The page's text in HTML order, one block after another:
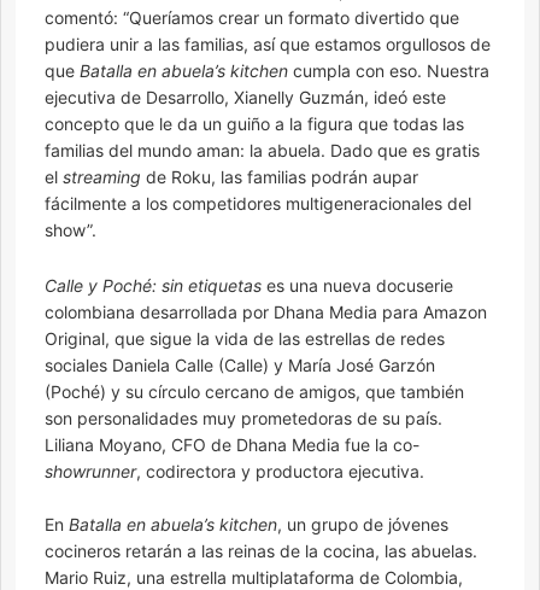
comentó: “Queríamos crear un formato divertido que
pudiera unir a las familias, así que estamos orgullosos de
que Batalla en abuela’s kitchen cumpla con eso. Nuestra
ejecutiva de Desarrollo, Xianelly Guzmán, ideó este
concepto que le da un guiño a la figura que todas las
familias del mundo aman: la abuela. Dado que es gratis
el streaming de Roku, las familias podrán aupar
fácilmente a los competidores multigeneracionales del
show”.
Calle y Poché: sin etiquetas es una nueva docuserie
colombiana desarrollada por Dhana Media para Amazon
Original, que sigue la vida de las estrellas de redes
sociales Daniela Calle (Calle) y María José Garzón
(Poché) y su círculo cercano de amigos, que también
son personalidades muy prometedoras de su país.
Liliana Moyano, CFO de Dhana Media fue la co-
showrunner, codirectora y productora ejecutiva.
En Batalla en abuela’s kitchen, un grupo de jóvenes
cocineros retarán a las reinas de la cocina, las abuelas.
Mario Ruiz, una estrella multiplataforma de Colombia,